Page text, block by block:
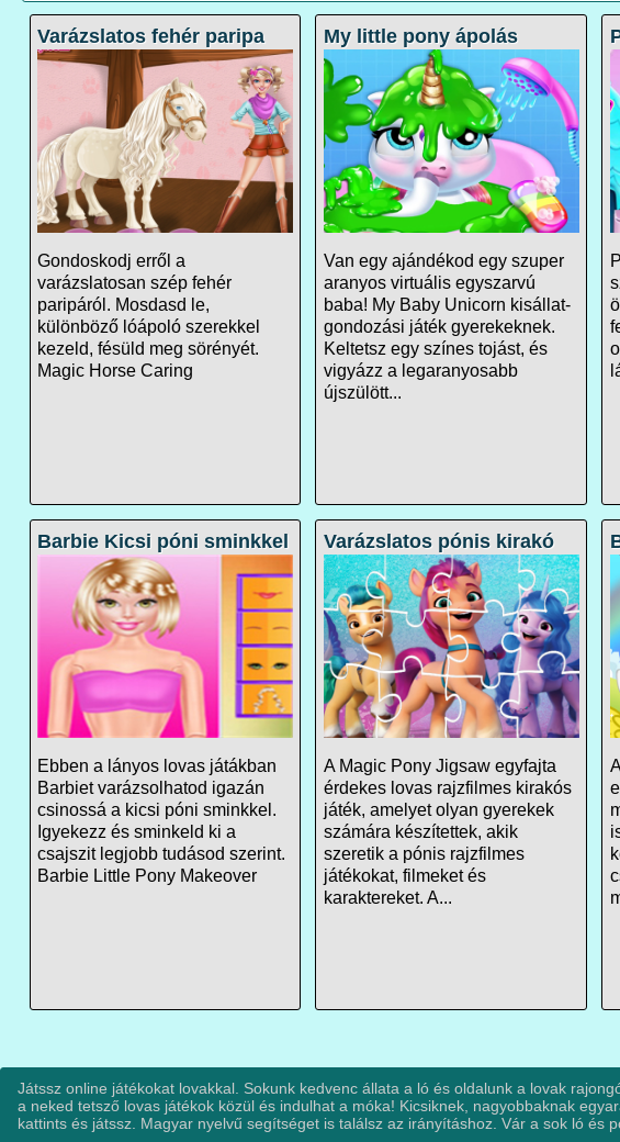
Varázslatos fehér paripa
Gondoskodj erről a
varázslatosan szép fehér
paripáról. Mosdasd le,
különböző lóápoló szerekkel
kezeld, fésüld meg sörényét.
Magic Horse Caring
My little pony ápolás
Van egy ajándékod egy szuper
aranyos virtuális egyszarvú
baba! My Baby Unicorn kisállat-
gondozási játék gyerekeknek.
Keltetsz egy színes tojást, és
vigyázz a legaranyosabb
újszülött...
Barbie Kicsi póni sminkkel
Ebben a lányos lovas játákban
Barbiet varázsolhatod igazán
csinossá a kicsi póni sminkkel.
Igyekezz és sminkeld ki a
csajszit legjobb tudásod szerint.
Barbie Little Pony Makeover
Varázslatos pónis kirakó
A Magic Pony Jigsaw egyfajta
érdekes lovas rajzfilmes kirakós
játék, amelyet olyan gyerekek
számára készítettek, akik
szeretik a pónis rajzfilmes
játékokat, filmeket és
karaktereket. A...
Játssz online játékokat lovakkal. Sokunk kedvenc állata a ló és oldalunk a lovak
a neked tetsző lovas játékok közül és indulhat a móka! Kicsiknek, nagyobbaknak
kattints és játssz. Magyar nyelvű segítséget is találsz az irányításhoz. Vár a sok ló és